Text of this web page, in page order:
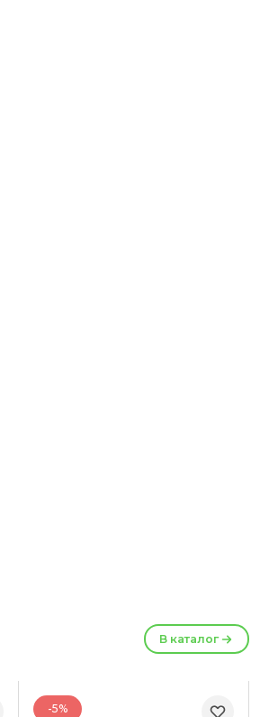
В каталог
-5%